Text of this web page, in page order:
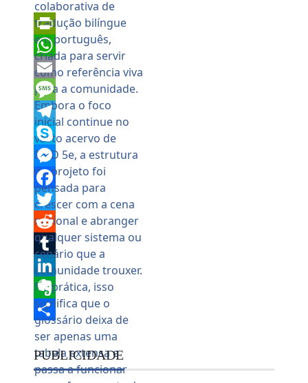
PrintFriendly
WhatsApp
Email
Message
Telegram
Skype
Messenger
Facebook
Twitter
Reddit
Tumblr
LinkedIn
Evernote
Share
PUBLICIDADE